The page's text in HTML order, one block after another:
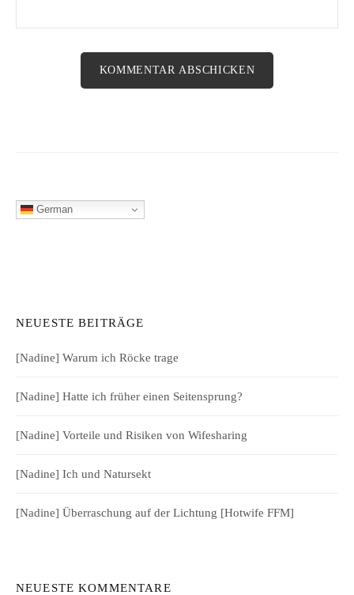
German
NEUESTE BEITRÄGE
[Nadine] Warum ich Röcke trage
[Nadine] Hatte ich früher einen Seitensprung?
[Nadine] Vorteile und Risiken von Wifesharing
[Nadine] Ich und Natursekt
[Nadine] Überraschung auf der Lichtung [Hotwife FFM]
NEUESTE KOMMENTARE